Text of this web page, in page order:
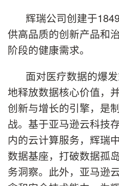
辉瑞公司创建于
供高品质的创新产品和
阶段的健康需求。
面对医疗数据的爆
地释放数据核心价值，
创新与增长的引擎，是
战。基于亚马逊云科技
内的云计算服务，辉瑞
数据基座，打破数据孤
务洞察。此外，亚马逊